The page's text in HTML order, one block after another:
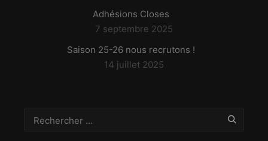
Adhésions Closes
7 septembre 2025
Saison 25-26 nous recrutons !
14 juillet 2025